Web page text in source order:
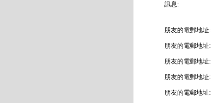
訊息:
朋友的電郵地址:
朋友的電郵地址:
朋友的電郵地址:
朋友的電郵地址:
朋友的電郵地址: